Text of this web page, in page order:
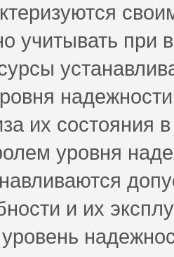
учитывать при
их состояния
уровня
и их